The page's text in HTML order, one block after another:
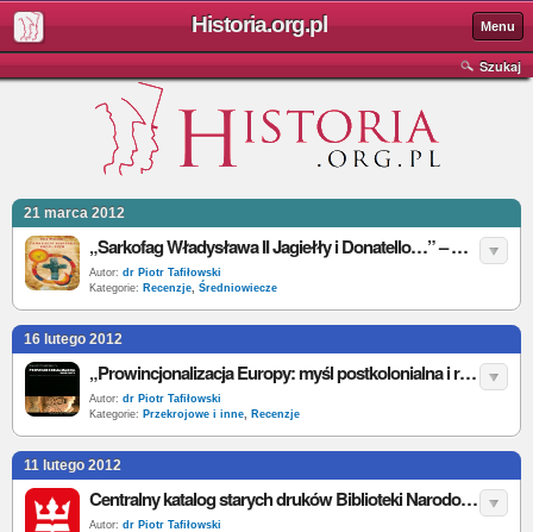
Historia.org.pl Menu
Szukaj
21 marca 2012
„Sarkofag Władysława II Jagiełły i Donatello…” – A. Boczkowska – recenzja
Autor: dr Piotr Tafiłowski
Kategorie: Recenzje, Średniowiecze
16 lutego 2012
„Prowincjonalizacja Europy: myśl postkolonialna i różnica historyczna” - D. Chakrabarty - recenzja
Autor: dr Piotr Tafiłowski
Kategorie: Przekrojowe i inne, Recenzje
11 lutego 2012
Centralny katalog starych druków Biblioteki Narodowej w Warszawie - wywiad
Autor: dr Piotr Tafiłowski